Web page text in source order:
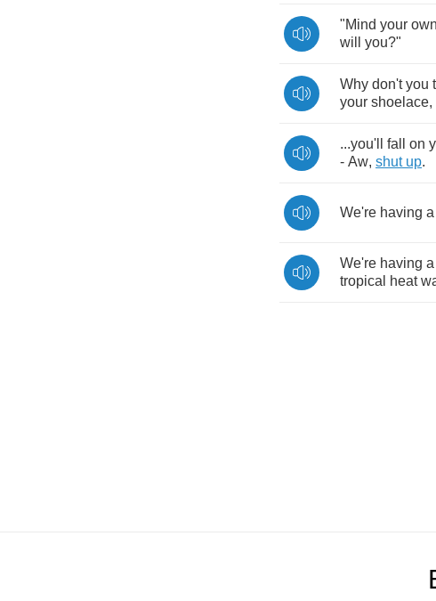
"Mind your own
will
you?"
Why don't you
your shoelace,
...you'll fall on
- Aw, shut up.
We're having a
We're having a
tropical
heat